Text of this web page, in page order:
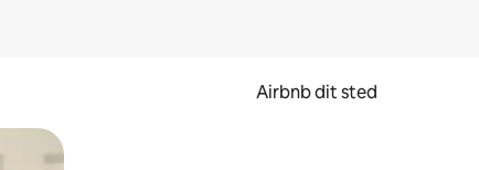
Airbnb dit sted